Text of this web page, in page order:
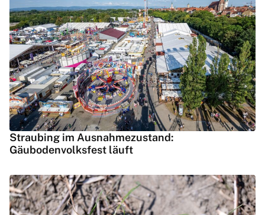
Straubing im Ausnahmezustand:
Gäubodenvolksfest läuft